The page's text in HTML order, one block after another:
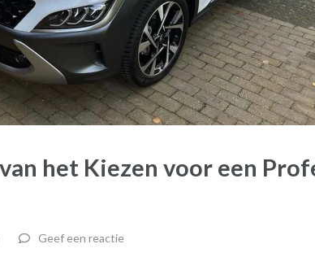
het Kiezen voor een
Geef een reactie